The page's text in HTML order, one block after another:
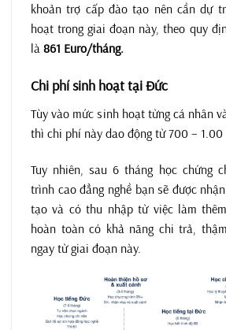
khoản trợ cấp đào tạo nên cần dự
hoạt trong giai đoạn này, theo quy
là 861 Euro/tháng.
Chi phí sinh hoạt tại Đức
Tùy vào mức sinh hoạt từng cá nhân
thì chi phí này dao động từ 700 – 1.00
Tuy nhiên, sau 6 tháng học chứng
trình cao đẳng nghề bạn sẽ được
tạo và có thu nhập từ việc làm
hoàn toàn có khả năng chi trả,
ngay từ giai đoạn này.